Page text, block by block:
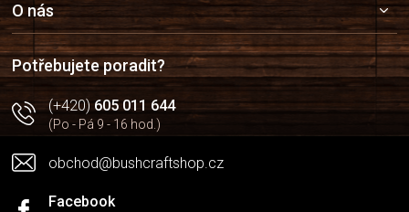
a
t
í
O nás
Potřebujete poradit?
(+420)605 011 644
(Po - Pá 9 - 16 hod.)
obchod@bushcraftshop.cz
Facebook